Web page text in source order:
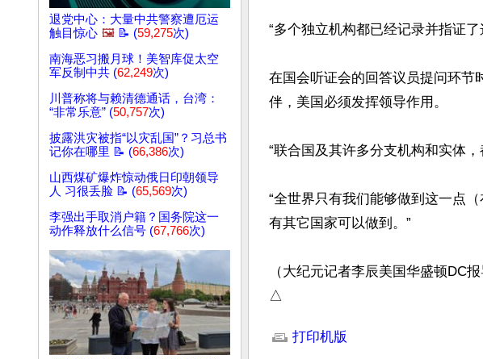
退党中心：大量中共警察遭厄运
触目惊心 🖼️ 📝 (59,275次)
南海恶习搬月球！美智库促太空
军反制中共 (62,249次)
川普称将与赖清德通话，台湾：
“非常乐意” (50,757次)
披露洪灾被指“以灾乱国”？习总书
记你在哪里 📝 (66,386次)
山西煤矿爆炸惊动俄日印朝领导
人 习很丢脸 📝 (65,569次)
李强出手取消户籍？国务院这一
动作释放什么信号 (67,766次)
“多个独立机构都已经记录并指证了
在国会听证会的回答议员提问环节
伴，美国必须发挥领导作用。
“联合国及其许多分支机构和实体
“全世界只有我们能够做到这一点
有其它国家可以做到。”
（大纪元记者李辰美国华盛顿DC报
△
打印机版